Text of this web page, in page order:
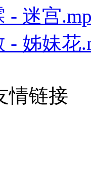
- 迷宫
- 姊妹花
情链接